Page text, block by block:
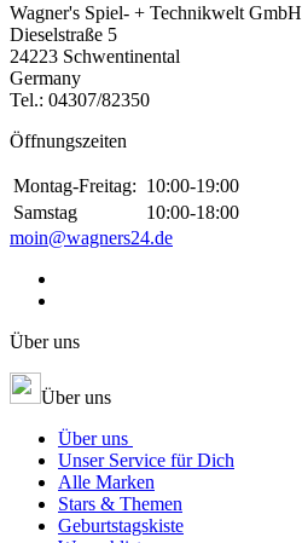
Wagner's Spiel- + Technikwelt GmbH
Dieselstraße 5
24223 Schwentinental
Germany
Tel.: 04307/82350
Öffnungszeiten
Montag-Freitag: 10:00-19:00
Samstag
10:00-18:00
moin@wagners24.de
Über uns
Über uns
Über uns
Unser Service für Dich
Alle Marken
Stars & Themen
Geburtstagskiste